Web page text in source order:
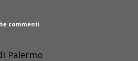
commenti
Palermo